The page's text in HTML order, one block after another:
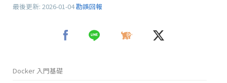
最後更新: 2026-01-04勘誤回報
Docker 入門基礎